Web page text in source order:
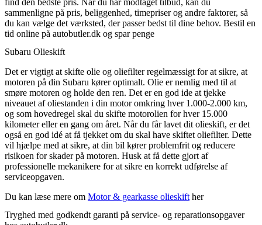
sammenligne på pris, beliggenhed, timepriser og andre faktorer, så
du kan vælge det værksted, der passer bedst til dine behov. Bestil en
tid online på autobutler.dk og spar penge
Subaru Olieskift
Det er vigtigt at skifte olie og oliefilter regelmæssigt for at sikre, at
motoren på din Subaru kører optimalt. Olie er nemlig med til at
smøre motoren og holde den ren. Det er en god ide at tjekke
niveauet af oliestanden i din motor omkring hver 1.000-2.000 km,
og som hovedregel skal du skifte motorolien for hver 15.000
kilometer eller en gang om året. Når du får lavet dit olieskift, er det
også en god idé at få tjekket om du skal have skiftet oliefilter. Dette
vil hjælpe med at sikre, at din bil kører problemfrit og reducere
risikoen for skader på motoren. Husk at få dette gjort af
professionelle mekanikere for at sikre en korrekt udførelse af
serviceopgaven.
Du kan læse mere om Motor & gearkasse olieskift her
Tryghed med godkendt garanti på service- og reparationsopgaver